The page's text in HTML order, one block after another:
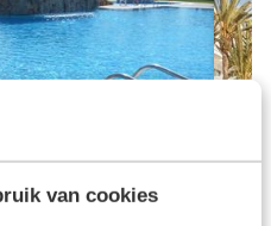
van cookies
8.7 Fantastisch